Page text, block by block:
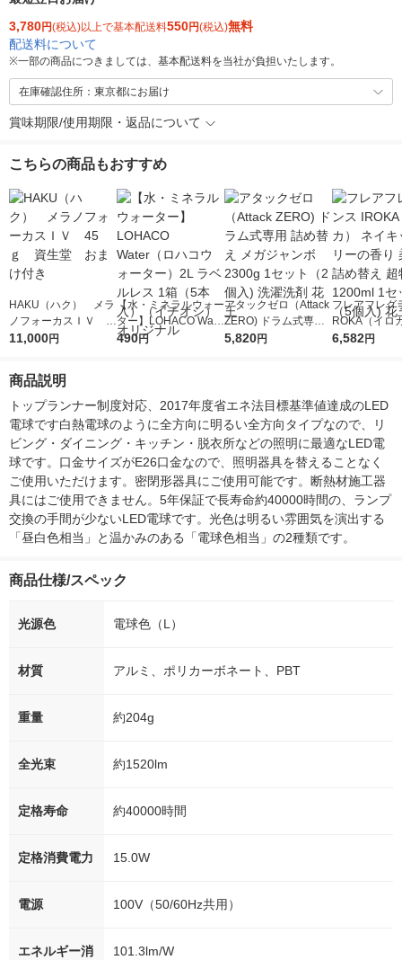
3,780円(税込)以上で基本配送料550円(税込)無料
配送料について
※一部の商品につきましては、基本配送料を当社が負担いたします。
在庫確認住所：東京都にお届け
賞味期限/使用期限・返品について
こちらの商品もおすすめ
HAKU（ハク） メラ
ノフォーカスＩＶ 4
5ｇ 資生堂 おまけ
11,000円
【水・ミネラルウォー
ター】LOHACO Wate
r（ロハコウォータ
490円
アタックゼロ（Attack
ZERO) ドラム式専用
詰め替え メガジャン
5,820円
フレアフレグ
ROKA（イロ
イキッドリリ
6,582円
商品説明
トップランナー制度対応、2017年度省エネ法目標基準値達成のLED
電球です白熱電球のように全方向に明るい全方向タイプなので、リ
ビング・ダイニング・キッチン・脱衣所などの照明に最適なLED電
球です。口金サイズがE26口金なので、照明器具を替えることなく
ご使用いただけます。密閉形器具にご使用可能です。断熱材施工器
具にはご使用できません。5年保証で長寿命約40000時間の、ランプ
交換の手間が少ないLED電球です。光色は明るい雰囲気を演出する
「昼白色相当」と温かみのある「電球色相当」の2種類です。
商品仕様/スペック
光源色 電球色（L）
材質 アルミ、ポリカーボネート、PBT
重量 約204g
全光束 約1520lm
定格寿命 約40000時間
定格消費電力 15.0W
電源 100V（50/60Hz共用）
エネルギー消 101.3lm/W